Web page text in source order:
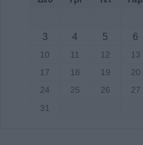
3
4 5 6
10
11 12 13
17
18 19 20
24
25 26 27
31